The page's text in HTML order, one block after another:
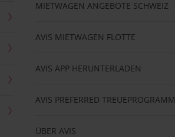
MIETWAGEN ANGEBOTE SCHWEIZ
AVIS MIETWAGEN FLOTTE
AVIS APP HERUNTERLADEN
AVIS PREFERRED TREUEPROGRAMM
ÜBER AVIS